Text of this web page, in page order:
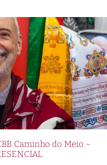
Caminho do Meio –